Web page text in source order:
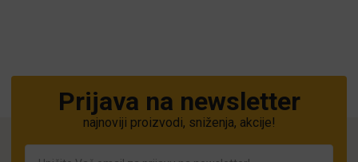
Prijava na newsletter
najnoviji proizvodi, sniženja, akcije!